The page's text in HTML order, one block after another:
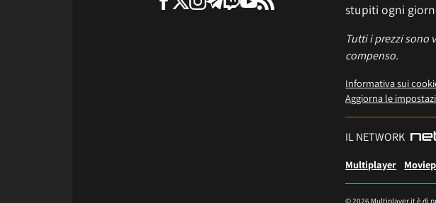
stupiti ogni
Tutti i prezzi sono
compenso.
Informativa sui
Aggiorna le
IL NETWORK
Multiplayer
© 2026 Multiplayer.it è di